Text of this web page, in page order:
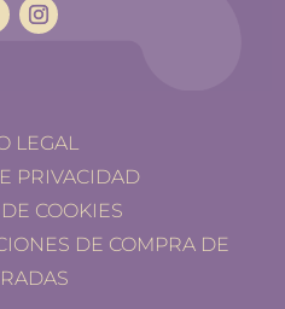
LEGAL
PRIVACIDAD
COOKIES
DE COMPRA DE